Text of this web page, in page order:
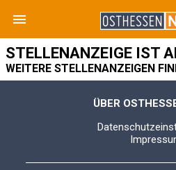
STELLENANZEIGE IST
WEITERE STELLENANZEIGEN
ÜBER